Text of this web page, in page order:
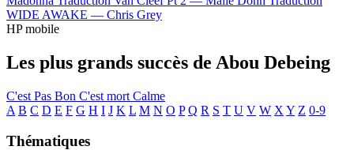
WIDE AWAKE — Chris Grey
HP mobile
Les plus grands succès de Abou Debeing
C'est Pas Bon C'est mort Calme
A B C D E F G H I J K L M N O P Q R S T U V W X Y Z 0-9
Thématiques